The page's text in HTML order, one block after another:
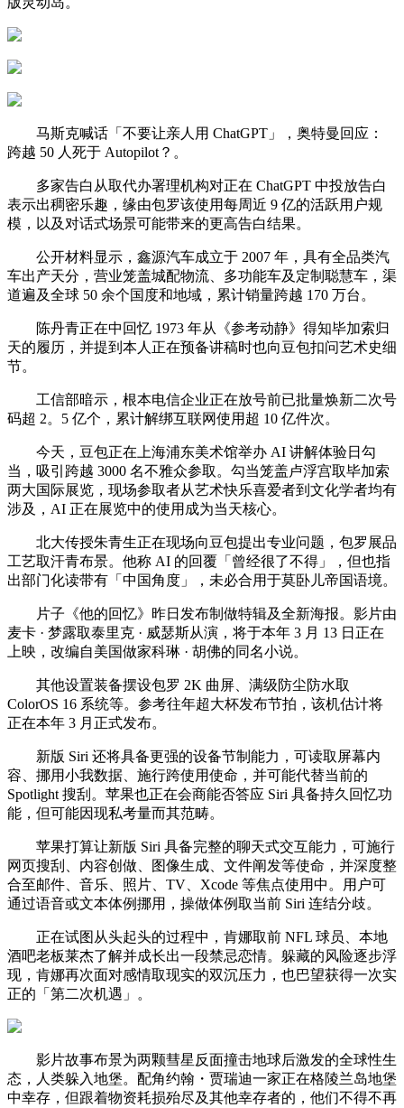
马斯克喊话「不要让亲人用 ChatGPT」，奥特曼回应：
跨越 50 人死于 Autopilot？。
多家告白从取代办署理机构对正在 ChatGPT 中投放告白
表示出稠密乐趣，缘由包罗该使用每周近 9 亿的活跃用户规
模，以及对话式场景可能带来的更高告白结果。
公开材料显示，鑫源汽车成立于 2007 年，具有全品类汽
车出产天分，营业笼盖城配物流、多功能车及定制聪慧车，渠
道遍及全球 50 余个国度和地域，累计销量跨越 170 万台。
陈丹青正在中回忆 1973 年从《参考动静》得知毕加索归
天的履历，并提到本人正在预备讲稿时也向豆包扣问艺术史细
节。
工信部暗示，根本电信企业正在放号前已批量焕新二次号
码超 2。5 亿个，累计解绑互联网使用超 10 亿件次。
今天，豆包正在上海浦东美术馆举办 AI 讲解体验日勾
当，吸引跨越 3000 名不雅众参取。勾当笼盖卢浮宫取毕加索
两大国际展览，现场参取者从艺术快乐喜爱者到文化学者均有
涉及，AI 正在展览中的使用成为当天核心。
北大传授朱青生正在现场向豆包提出专业问题，包罗展品
工艺取汗青布景。他称 AI 的回覆「曾经很了不得」，但也指
出部门化读带有「中国角度」，未必合用于莫卧儿帝国语境。
片子《他的回忆》昨日发布制做特辑及全新海报。影片由
麦卡 · 梦露取泰里克 · 威瑟斯从演，将于本年 3 月 13 日正在
上映，改编自美国做家科琳 · 胡佛的同名小说。
其他设置装备摆设包罗 2K 曲屏、满级防尘防水取
ColorOS 16 系统等。参考往年超大杯发布节拍，该机估计将
正在本年 3 月正式发布。
新版 Siri 还将具备更强的设备节制能力，可读取屏幕内
容、挪用小我数据、施行跨使用使命，并可能代替当前的
Spotlight 搜刮。苹果也正在会商能否答应 Siri 具备持久回忆功
能，但可能因现私考量而其范畴。
苹果打算让新版 Siri 具备完整的聊天式交互能力，可施行
网页搜刮、内容创做、图像生成、文件阐发等使命，并深度整
合至邮件、音乐、照片、TV、Xcode 等焦点使用中。用户可
通过语音或文本体例挪用，操做体例取当前 Siri 连结分歧。
正在试图从头起头的过程中，肯娜取前 NFL 球员、本地
酒吧老板莱杰了解并成长出一段禁忌恋情。躲藏的风险逐步浮
现，肯娜再次面对感情取现实的双沉压力，也巴望获得一次实
正的「第二次机遇」。
影片故事布景为两颗彗星反面撞击地球后激发的全球性生
态，人类躲入地堡。配角约翰・贾瑞迪一家正在格陵兰岛地堡
中幸存，但跟着物资耗损殆尽及其他幸存者的，他们不得不再